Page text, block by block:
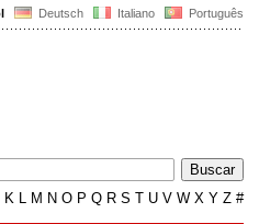
Deutsch Italiano Português
K L M N O P Q R S T U V W X Y Z #